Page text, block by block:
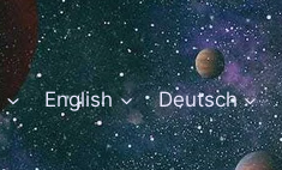
English Deutsch